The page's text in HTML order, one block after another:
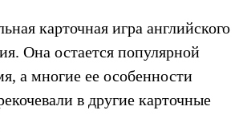
карточная игра английского
Она остается популярной
а многие ее особенности
в другие карточные